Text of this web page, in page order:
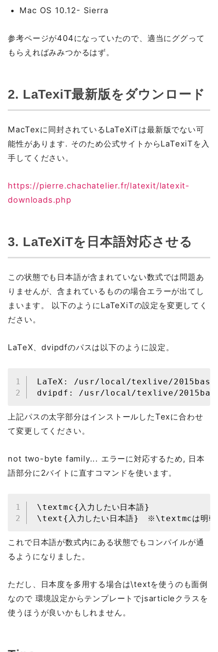
Mac OS 10.12- Sierra
参考ページが404になっていたので、適当にググって
もらえればみみつかるはず。
2. LaTexiT最新版をダウンロード
MacTexに同封されているLaTeXiTは最新版でない可
能性があります. そのため公式サイトからLaTexiTを入
手してください。
https://pierre.chachatelier.fr/latexit/latexit-
downloads.php
3. LaTeXiTを日本語対応させる
この状態でも日本語が含まれていない数式では問題あ
りませんが、含まれているものの場合エラーが出てし
まいます。 以下のようにLaTeXiTの設定を変更してく
ださい。
LaTeX、dvipdfのパスは以下のように設定。
LaTeX: /usr/local/texlive/
dvipdf: /usr/local/texlive/
上記パスの太字部分はインストールしたTexに合わせ
て変更してください。
not two-byte family... エラーに対応するため, 日本
語部分に2バイトに直すコマンドを使います。
\textmc{入力したい日本語}
\text{入力したい日本語}　※\textmcは明朝
これで日本語が数式内にある状態でもコンパイルが通
るようになりました。
ただし、日本度を多用する場合は\textを使うのも面倒
なので 環境設定からテンプレートでjsarticleクラスを
使うほうが良いかもしれません。